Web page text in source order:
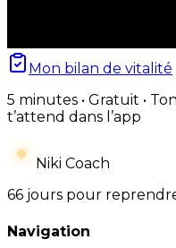
Mon bilan de vitalité
5 minutes • Gratuit •
t’attend dans l’app
Niki Coach
66 jours pour
Navigation